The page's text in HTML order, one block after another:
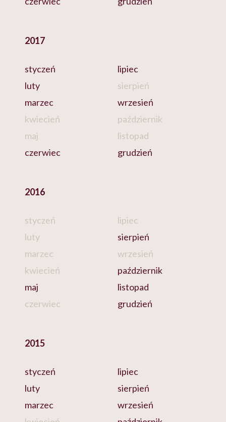
2017
styczeń
luty
marzec
kwiecień
maj
czerwiec
lipiec
sierpień
wrzesień
październik
listopad
grudzień
2016
styczeń
luty
marzec
kwiecień
maj
czerwiec
lipiec
sierpień
wrzesień
październik
listopad
grudzień
2015
styczeń
luty
marzec
lipiec
sierpień
wrzesień